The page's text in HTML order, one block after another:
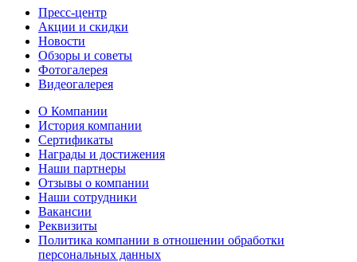
Пресс-центр
Акции и скидки
Новости
Обзоры и советы
Фотогалерея
Видеогалерея
О Компании
История компании
Сертификаты
Награды и достижения
Наши партнеры
Отзывы о компании
Наши сотрудники
Вакансии
Реквизиты
Политика компании в отношении обработки
персональных данных